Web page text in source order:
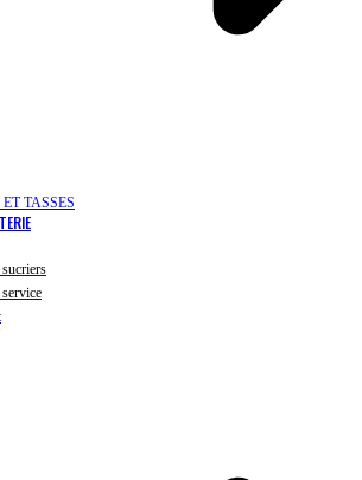
TASSES